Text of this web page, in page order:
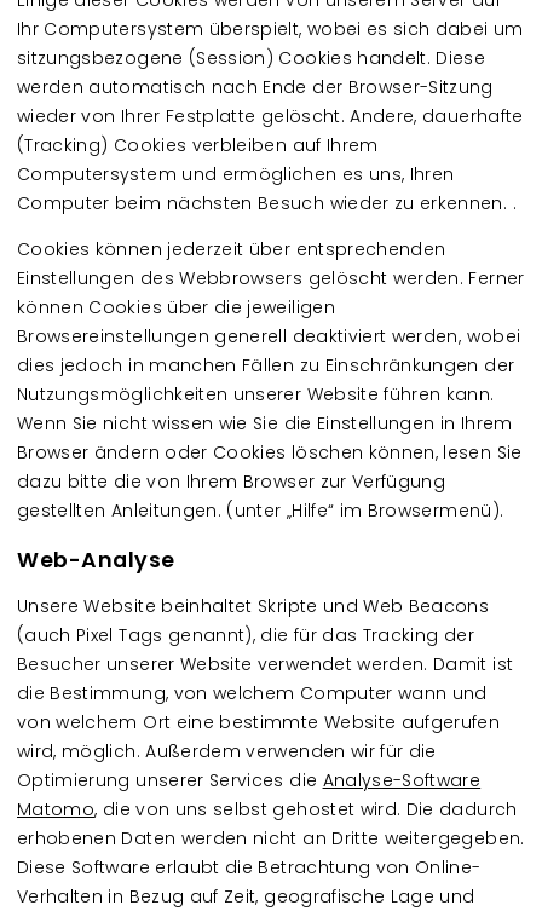
Ihr Computersystem überspielt, wobei es sich dabei um
sitzungsbezogene (Session) Cookies handelt. Diese
werden automatisch nach Ende der Browser-Sitzung
wieder von Ihrer Festplatte gelöscht. Andere, dauerhafte
(Tracking) Cookies verbleiben auf Ihrem
Computersystem und ermöglichen es uns, Ihren
Computer beim nächsten Besuch wieder zu erkennen. .
Cookies können jederzeit über entsprechenden
Einstellungen des Webbrowsers gelöscht werden. Ferner
können Cookies über die jeweiligen
Browsereinstellungen generell deaktiviert werden, wobei
dies jedoch in manchen Fällen zu Einschränkungen der
Nutzungsmöglichkeiten unserer Website führen kann.
Wenn Sie nicht wissen wie Sie die Einstellungen in Ihrem
Browser ändern oder Cookies löschen können, lesen Sie
dazu bitte die von Ihrem Browser zur Verfügung
gestellten Anleitungen. (unter „Hilfe“ im Browsermenü).
Web-Analyse
Unsere Website beinhaltet Skripte und Web Beacons
(auch Pixel Tags genannt), die für das Tracking der
Besucher unserer Website verwendet werden. Damit ist
die Bestimmung, von welchem Computer wann und
von welchem Ort eine bestimmte Website aufgerufen
wird, möglich. Außerdem verwenden wir für die
Optimierung unserer Services die Analyse-Software
Matomo, die von uns selbst gehostet wird. Die dadurch
erhobenen Daten werden nicht an Dritte weitergegeben.
Diese Software erlaubt die Betrachtung von Online-
Verhalten in Bezug auf Zeit, geografische Lage und